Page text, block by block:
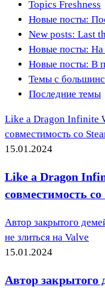
Topics Freshness
Новые посты:
New posts: Last
Новые посты: На
Новые посты: В
Темы с
Последние темы
Like a Dragon Infinite
совместимость со
15.01.2024
Like a Dragon
совместимость со
Автор закрытого
не злиться на Valve
15.01.2024
Автор закрытого